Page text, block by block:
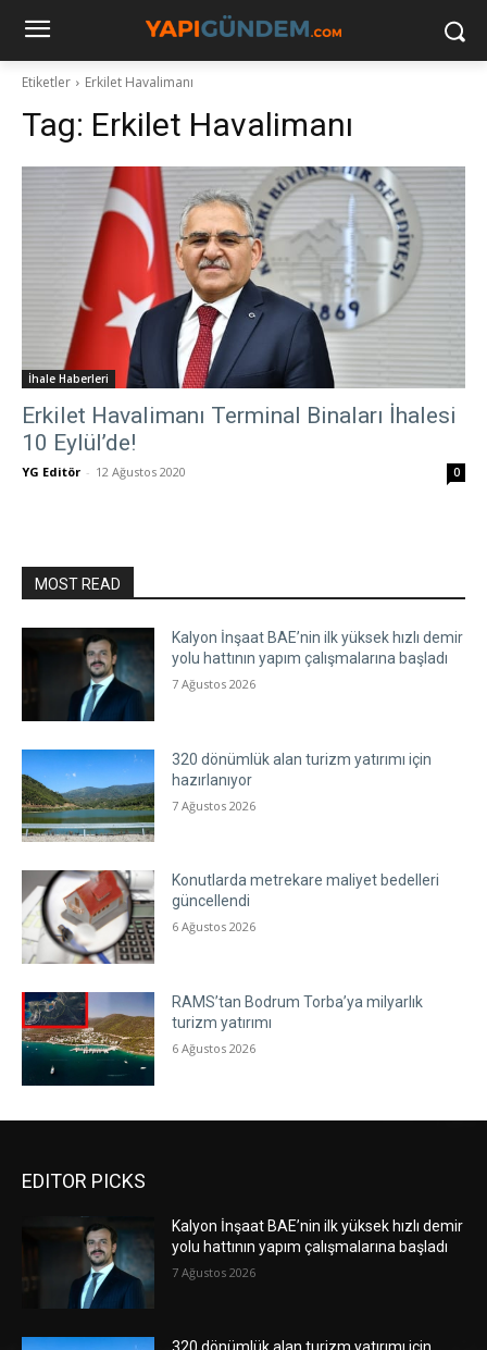
Etiketler Erkilet Havalimanı
Tag: Erkilet Havalimanı
İhale Haberleri
Erkilet Havalimanı Terminal Binaları İhalesi
10 Eylül’de!
YG Editör - 12 Ağustos 2020 0
MOST READ
Kalyon İnşaat BAE’nin ilk yüksek hızlı demir
yolu hattının yapım çalışmalarına başladı
7 Ağustos 2026
320 dönümlük alan turizm yatırımı için
hazırlanıyor
7 Ağustos 2026
Konutlarda metrekare maliyet bedelleri
güncellendi
6 Ağustos 2026
RAMS’tan Bodrum Torba’ya milyarlık
turizm yatırımı
6 Ağustos 2026
EDITOR PICKS
Kalyon İnşaat BAE’nin ilk yüksek hızlı demir
yolu hattının yapım çalışmalarına başladı
7 Ağustos 2026